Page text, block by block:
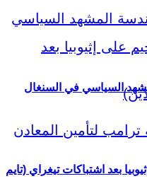
بعد اشتباكات تيغراي (تايم
السياسي في السنغال